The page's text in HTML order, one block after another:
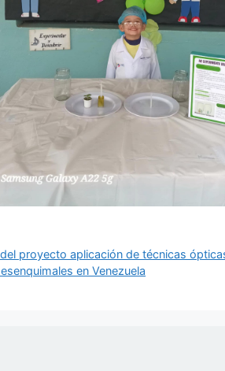
proyecto aplicación de técnicas
en Venezuela